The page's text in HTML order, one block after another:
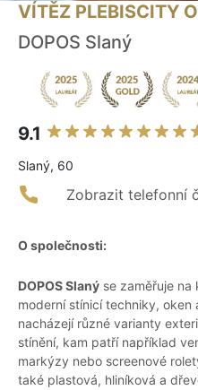
VÍTĚZ PLEBISCITY
DOPOS Slaný
9.1
Slaný, 60
Zobrazit telefonní
O společnosti:
DOPOS Slaný se zaměřuje
moderní stínicí techniky, oken
nacházejí různé varianty
stínění, kam patří například
markýzy nebo screenové
také plastová, hliníková a